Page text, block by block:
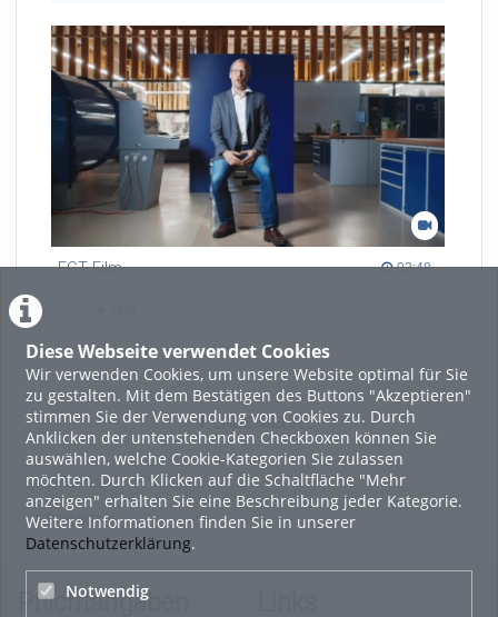
Diese Webseite verwendet Cookies
Wir verwenden Cookies, um unsere Website optimal für Sie
zu gestalten. Mit dem Bestätigen des Buttons "Akzeptieren"
stimmen Sie der Verwendung von Cookies zu. Durch
Anklicken der untenstehenden Checkboxen können Sie
auswählen, welche Cookie-Kategorien Sie zulassen
möchten. Durch Klicken auf die Schaltfläche "Mehr
anzeigen" erhalten Sie eine Beschreibung jeder Kategorie.
Weitere Informationen finden Sie in unserer
Datenschutzerklärung.
Notwendig
EGT Film 02:48
02:48 duration
2299
LADE MEHR
Featured
Beliebtheit
Pflichtangaben